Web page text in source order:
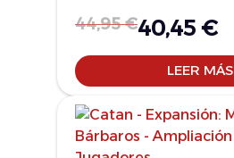
44,95€40,45 €
LEER MÁS